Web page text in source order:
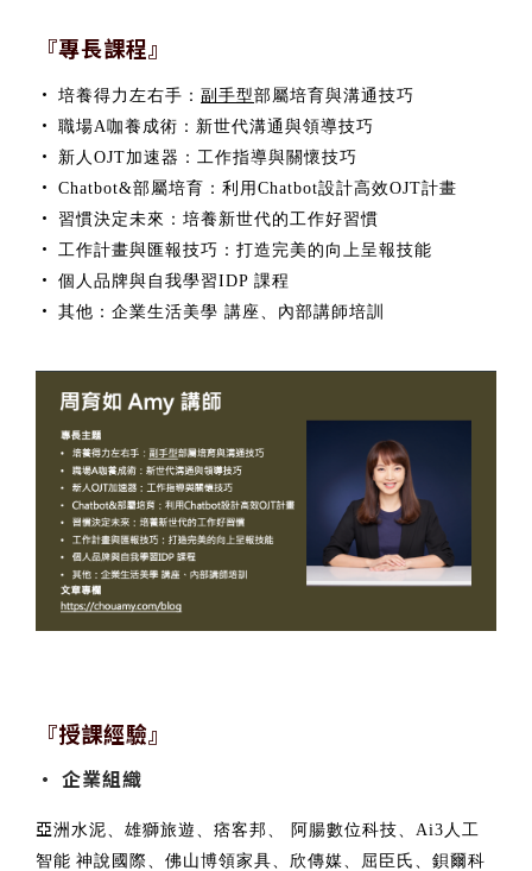
『專長課程』
• 培養得力左右手： 副手型部屬培育與溝通技巧
• 職場A咖養成術：新世代溝通與領導技巧
• 新人OJT加速器：工作指導與關懷技巧
• Chatbot&部屬培育：利用Chatbot設計高效OJT計畫
• 習慣決定未來：培養新世代的工作好習慣
• 工作計畫與匯報技巧：打造完美的向上呈報技能
• 個人品牌與自我學習IDP 課程
• 其他：企業生活美學 講座、內部講師培訓
『授課經驗』
• 企業組織
亞洲水泥、雄獅旅遊、痞客邦、 阿腸數位科技、Ai3人工
智能 神說國際、佛山博領家具、欣傳媒、屈臣氏、鋇爾科